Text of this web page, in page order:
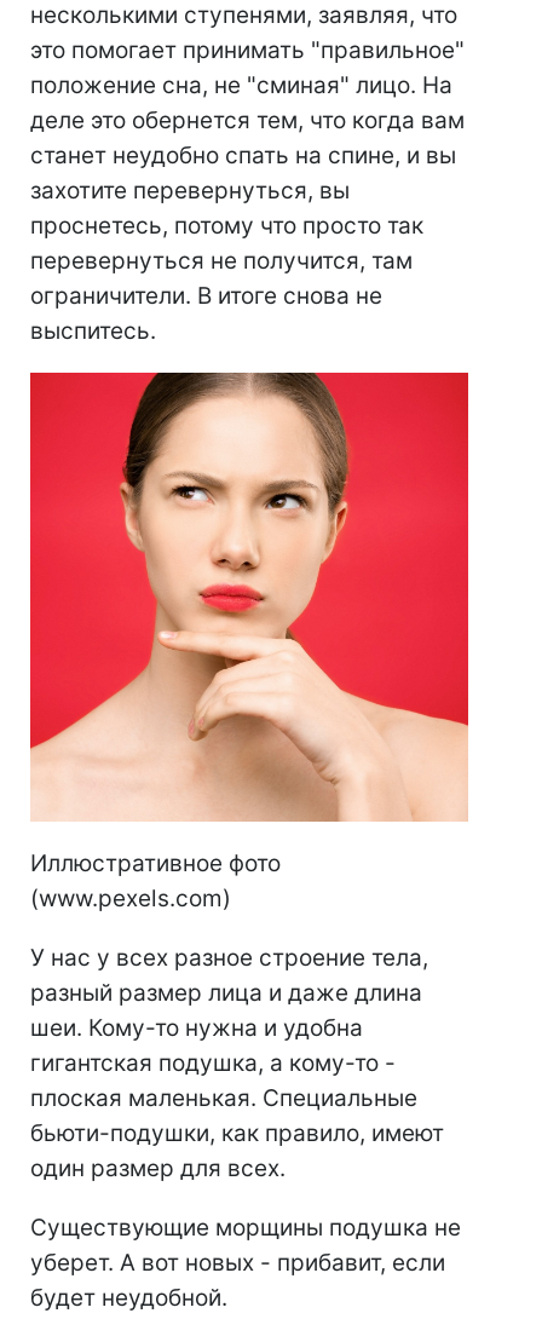
несколькими ступенями, заявляя, что
это помогает принимать "правильное"
положение сна, не "сминая" лицо. На
деле это обернется тем, что когда вам
станет неудобно спать на спине, и вы
захотите перевернуться, вы
проснетесь, потому что просто так
перевернуться не получится, там
ограничители. В итоге снова не
выспитесь.
Иллюстративное фото
(www.pexels.com)
У нас у всех разное строение тела,
разный размер лица и даже длина
шеи. Кому-то нужна и удобна
гигантская подушка, а кому-то -
плоская маленькая. Специальные
бьюти-подушки, как правило, имеют
один размер для всех.
Существующие морщины подушка не
уберет. А вот новых - прибавит, если
будет неудобной.